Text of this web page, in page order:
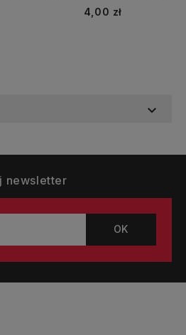
Cena
4,00 zł

newsletter